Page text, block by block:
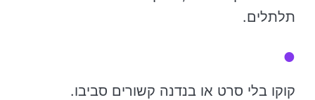
תלתלים.
קוקו בלי סרט או בנדנה קשורים סביבו.